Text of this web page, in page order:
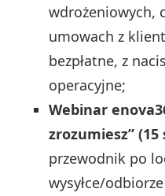
wdrożeniowych,
umowach z
bezpłatne, z
operacyjne;
Webinar
zrozumiesz”
przewodnik po
wysyłce/